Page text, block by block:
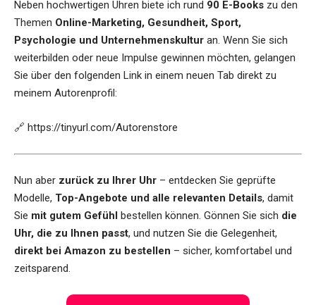
Neben hochwertigen Uhren biete ich rund 90 E-Books zu den
Themen Online-Marketing, Gesundheit, Sport,
Psychologie und Unternehmenskultur an. Wenn Sie sich
weiterbilden oder neue Impulse gewinnen möchten, gelangen
Sie über den folgenden Link in einem neuen Tab direkt zu
meinem Autorenprofil:
🔗 https://tinyurl.com/Autorenstore
Nun aber zurück zu Ihrer Uhr – entdecken Sie geprüfte
Modelle, Top-Angebote und alle relevanten Details, damit
Sie mit gutem Gefühl bestellen können. Gönnen Sie sich die
Uhr, die zu Ihnen passt, und nutzen Sie die Gelegenheit,
direkt bei Amazon zu bestellen – sicher, komfortabel und
zeitsparend.